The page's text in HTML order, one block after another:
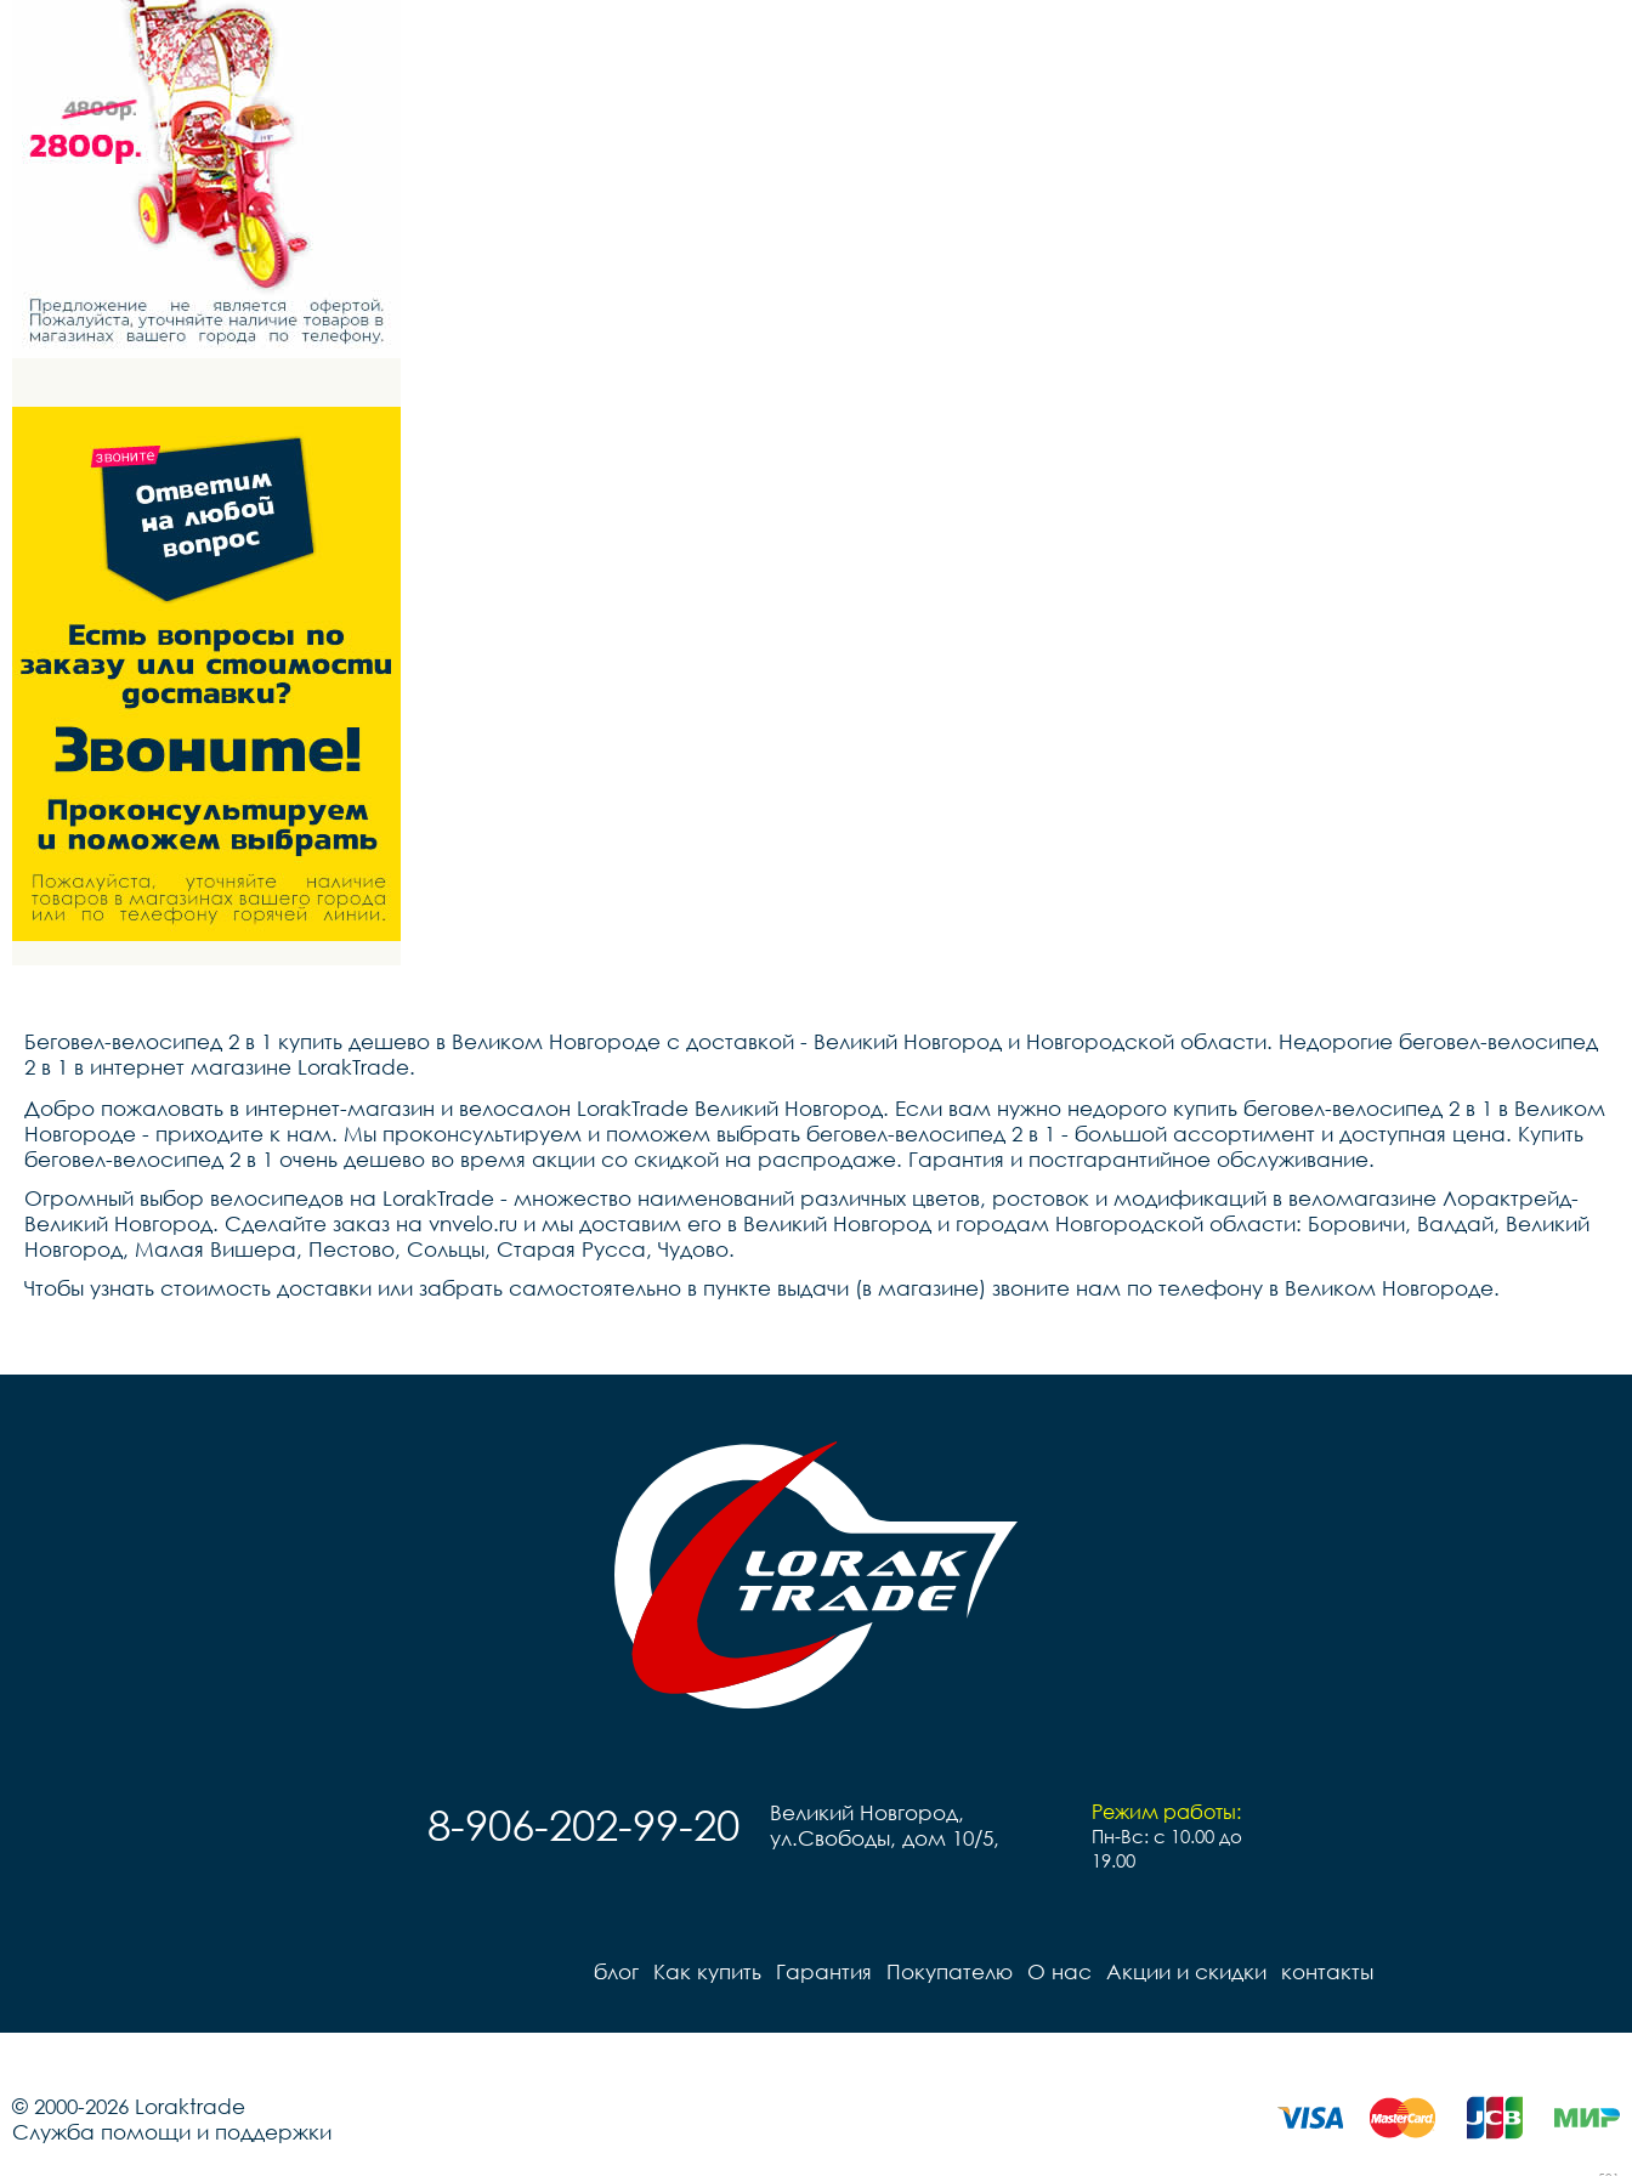
Беговел-велосипед 2 в 1 купить дешево в Великом Новгороде с доставкой - Великий Новгород и Новгородской области. Недорогие беговел-велосипед
2 в 1 в интернет магазине LorakTrade.
Добро пожаловать в интернет-магазин и велосалон LorakTrade Великий Новгород. Если вам нужно недорого купить беговел-велосипед 2 в 1 в Великом
Новгороде - приходите к нам. Мы проконсультируем и поможем выбрать беговел-велосипед 2 в 1 - большой ассортимент и доступная цена. Купить
беговел-велосипед 2 в 1 очень дешево во время акции со скидкой на распродаже. Гарантия и постгарантийное обслуживание.
Огромный выбор велосипедов на LorakTrade - множество наименований различных цветов, ростовок и модификаций в веломагазине Лорактрейд-
Великий Новгород. Сделайте заказ на vnvelo.ru и мы доставим его в Великий Новгород и городам Новгородской области: Боровичи, Валдай, Великий
Новгород, Малая Вишера, Пестово, Сольцы, Старая Русса, Чудово.
Чтобы узнать стоимость доставки или забрать самостоятельно в пункте выдачи (в магазине) звоните нам по телефону в Великом Новгороде.
Режим работы:
Пн-Вс: с 10.00 до
19.00
Великий Новгород,
ул.Свободы, дом 10/5,
8-906-202-99-20
блог Как купить Гарантия Покупателю О нас Акции и скидки контакты
© 2000-2026 Loraktrade
Служба помощи и поддержки